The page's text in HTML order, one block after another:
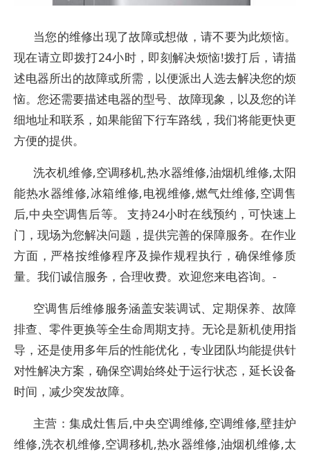
当您的维修出现了故障或想做，请不要为此烦恼。
现在请立即拨打24小时，即刻解决烦恼!拨打后，请描
述电器所出的故障或所需，以便派出人选去解决您的烦
恼。您还需要描述电器的型号、故障现象，以及您的详
细地址和联系，如果能留下行车路线，我们将能更快更
方便的提供。
洗衣机维修,空调移机,热水器维修,油烟机维修,太阳
能热水器维修,冰箱维修,电视维修,燃气灶维修,空调售
后,中央空调售后等。 支持24小时在线预约，可快速上
门，现场为您解决问题，提供完善的保障服务。在作业
方面，严格按维修程序及操作规程执行，确保维修质
量。我们诚信服务，合理收费。欢迎您来电咨询。-
空调售后维修服务涵盖安装调试、定期保养、故障
排查、零件更换等全生命周期支持。无论是新机使用指
导，还是使用多年后的性能优化，专业团队均能提供针
对性解决方案，确保空调始终处于运行状态，延长设备
时间，减少突发故障。
主营：集成灶售后,中央空调维修,空调维修,壁挂炉
维修,洗衣机维修,空调移机,热水器维修,油烟机维修,太